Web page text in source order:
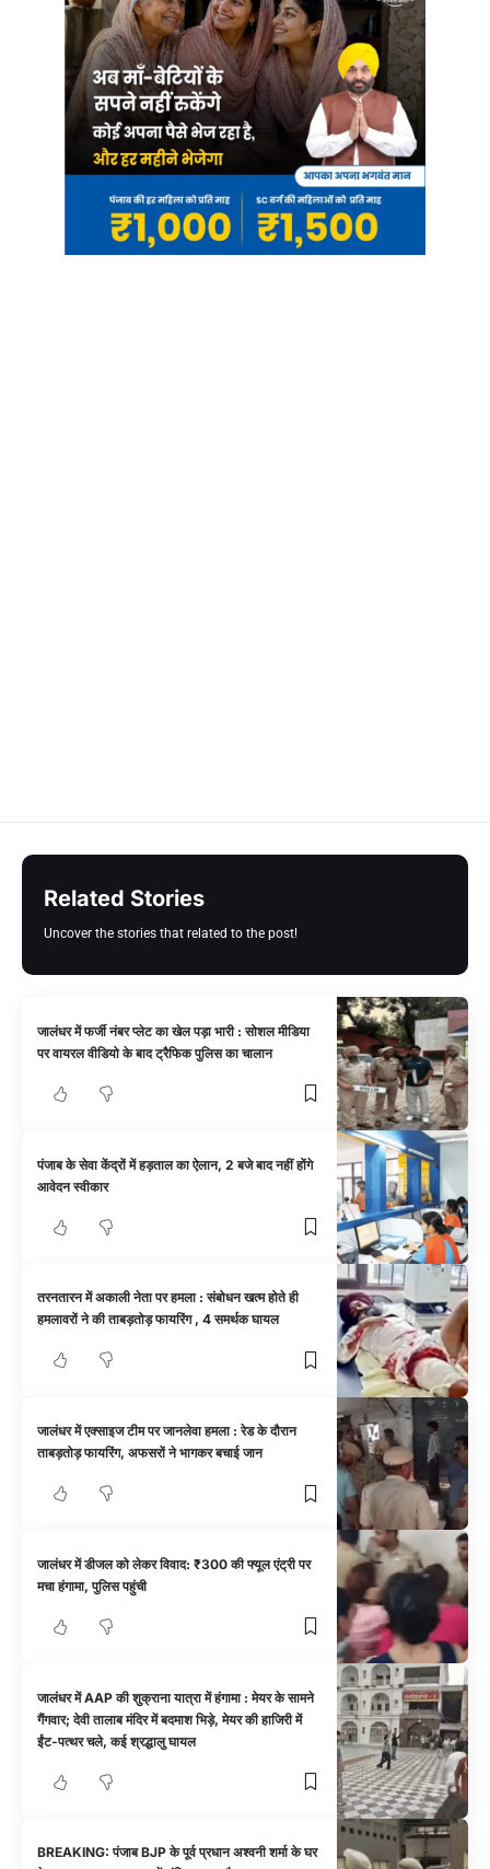
Related Stories
Uncover the stories that related to the post!
जालंधर में फर्जी नंबर प्लेट का खेल पड़ा भारी : सोशल मीडिया
पर वायरल वीडियो के बाद ट्रैफिक पुलिस का चालान
पंजाब के सेवा केंद्रों में हड़ताल का ऐलान, 2 बजे बाद नहीं होंगे
आवेदन स्वीकार
तरनतारन में अकाली नेता पर हमला : संबोधन खत्म होते ही
हमलावरों ने की ताबड़तोड़ फायरिंग , 4 समर्थक घायल
जालंधर में एक्साइज टीम पर जानलेवा हमला : रेड के दौरान
ताबड़तोड़ फायरिंग, अफसरों ने भागकर बचाई जान
जालंधर में डीजल को लेकर विवाद: ₹300 की फ्यूल एंट्री पर
मचा हंगामा, पुलिस पहुंची
जालंधर में AAP की शुक्राना यात्रा में हंगामा : मेयर के सामने
गैंगवार; देवी तालाब मंदिर में बदमाश भिड़े, मेयर की हाजिरी में
ईंट-पत्थर चले, कई श्रद्धालु घायल
BREAKING: पंजाब BJP के पूर्व प्रधान अश्वनी शर्मा के घर